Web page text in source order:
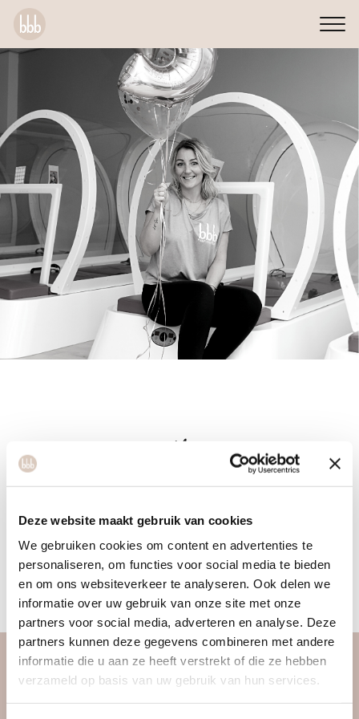
Deze website maakt gebruik van cookies
We gebruiken cookies om content en advertenties te
personaliseren, om functies voor social media te bieden
en om ons websiteverkeer te analyseren. Ook delen we
informatie over uw gebruik van onze site met onze
partners voor social media, adverteren en analyse. Deze
partners kunnen deze gegevens combineren met andere
informatie die u aan ze heeft verstrekt of die ze hebben
verzameld op basis van uw gebruik van hun services.
Ilse is bbb ondernemer en gaat met haar management
ervaring planmatig te werk. Ze gelooft in duurzame
leefstijlverandering. Ze wil vrouwen planmatig coachen in
kleine stapjes naar de mooiste versie van zichzelf.
over ons
vrouwengym